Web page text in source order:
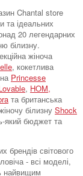
Chantal store
та ідеальних
20 легендарних
білизну.
жіноча
, кокетлива
Princesse
, HOM,
та британська
білизну Shock
який бюджет та
брендів світового
- всі моделі,
найвищим